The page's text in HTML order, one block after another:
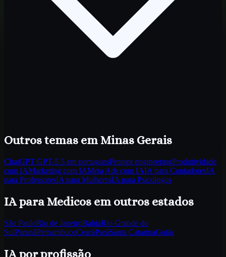
Outros temas em Minas Gerais
ChatGPT GPT-5.5 em portuguesPrompt engineeringProdutividade
com IAMarketing com IAMeta Ads com IAIA para ContadoresIA
para ProfessoresIA para MulheresIA para Psicologos
IA para Medicos em outros estados
São PauloRio de JaneiroBahiaRio Grande do
SulParanáPernambucoCearáParáSanta CatarinaGoiás
IA por profissão